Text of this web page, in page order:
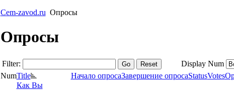
Cem-zavod.ru Опросы
Опросы
Filter: Go Reset
Display Num
NumTitle Начало опросаЗавершение опросаStatusVotes
Как Вы